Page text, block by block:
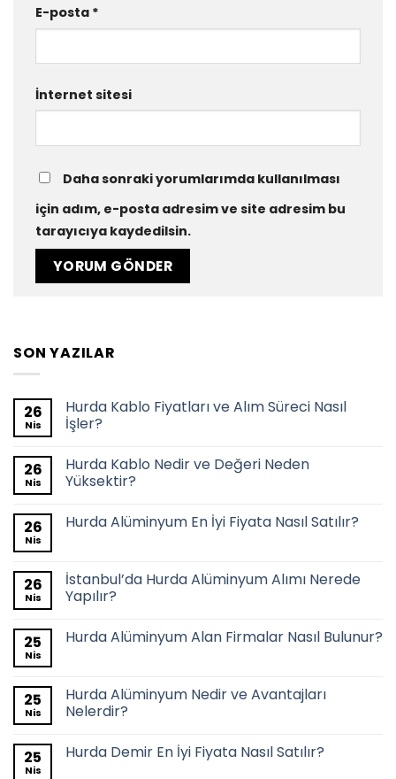
E-posta *
İnternet sitesi
Daha sonraki yorumlarımda kullanılması
için adım, e-posta adresim ve site adresim bu
tarayıcıya kaydedilsin.
SON YAZILAR
26
Nis
Hurda Kablo Fiyatları ve Alım Süreci Nasıl
İşler?
26
Nis
Hurda Kablo Nedir ve Değeri Neden
Yüksektir?
26
Nis
Hurda Alüminyum En İyi Fiyata Nasıl Satılır?
26
Nis
İstanbul’da Hurda Alüminyum Alımı Nerede
Yapılır?
25
Nis
Hurda Alüminyum Alan Firmalar Nasıl Bulunur?
25
Nis
Hurda Alüminyum Nedir ve Avantajları
Nelerdir?
25
Nis
Hurda Demir En İyi Fiyata Nasıl Satılır?